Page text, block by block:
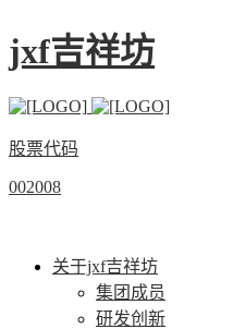
jxf吉祥坊
股票代码
002008
关于jxf吉祥坊
集团成员
研发创新